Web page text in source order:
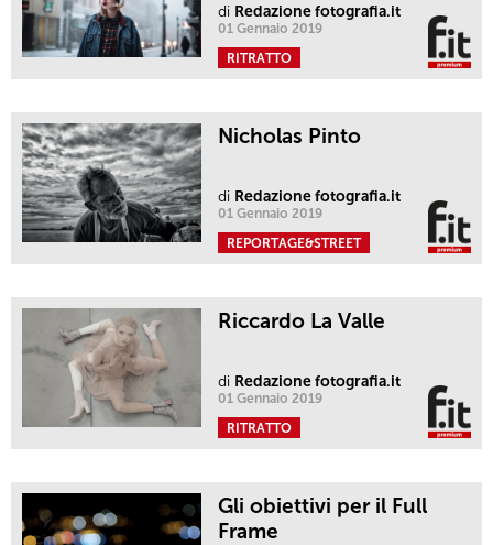
di Redazione fotografia.it
01 Gennaio 2019
RITRATTO
Nicholas Pinto
di Redazione fotografia.it
01 Gennaio 2019
REPORTAGE&STREET
Riccardo La Valle
di Redazione fotografia.it
01 Gennaio 2019
RITRATTO
Gli obiettivi per il Full
Frame